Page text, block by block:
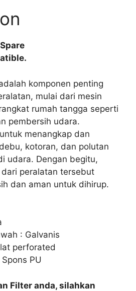
komponen penting
mulai dari mesin
rumah tangga seperti
pembersih udara.
menangkap dan
kotoran, dan polutan
udara. Dengan begitu,
peralatan tersebut
dan aman untuk dihirup.
: Galvanis
perforated
PU
Filter anda, silahkan